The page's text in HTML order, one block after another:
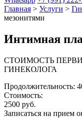
Главная > Услуги >
мезонитями
Интимная
СТОИМОСТЬ
ГИНЕКОЛОГА
Продолжительность:
Стоимость:
2500 руб.
Записаться на прием